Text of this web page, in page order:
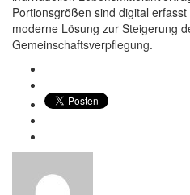
Portionsgrößen sind digital
moderne Lösung zur Steigerung
Gemeinschaftsverpflegung.